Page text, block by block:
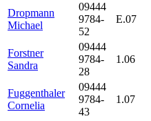
Dropmann
Michael
09444
9784-
52
E.07
Forstner
Sandra
09444
9784-
28
1.06
Fuggenthaler
Cornelia
09444
9784-
43
1.07